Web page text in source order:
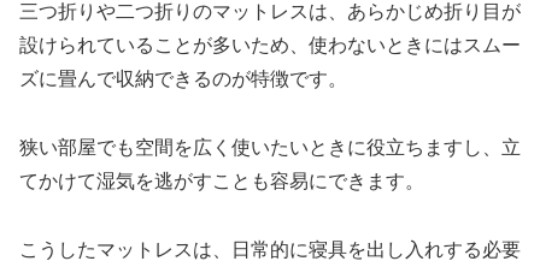
三つ折りや二つ折りのマットレスは、あらかじめ折り目が
設けられていることが多いため、使わないときにはスムー
ズに畳んで収納できるのが特徴です。
狭い部屋でも空間を広く使いたいときに役立ちますし、立
てかけて湿気を逃がすことも容易にできます。
こうしたマットレスは、日常的に寝具を出し入れする必要